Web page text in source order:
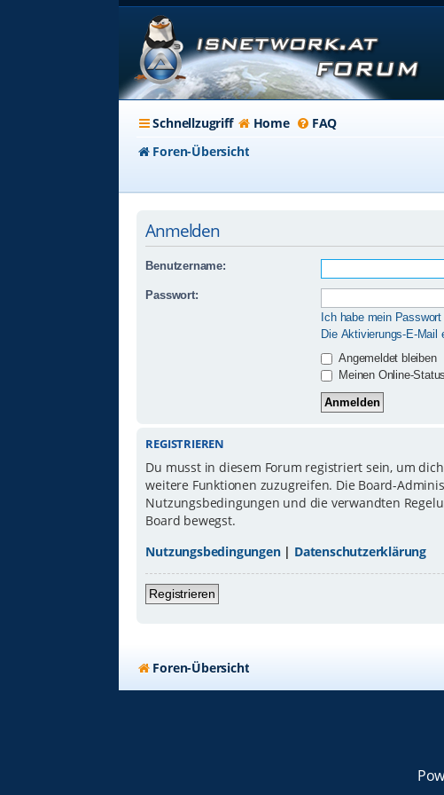
Schnellzugriff Home FAQ
Foren-Übersicht
Anmelden
Benutzername:
Passwort:
Ich habe mein
Die Aktivierungs-E-Mail
Angemeldet bleiben
Meinen Online-
REGISTRIEREN
Du musst in diesem Forum registriert sein, um
weitere Funktionen zuzugreifen. Die Board-
Nutzungsbedingungen und die verwandten
Board bewegst.
Nutzungsbedingungen| Datenschutzerklärung
Registrieren
Foren-Übersicht